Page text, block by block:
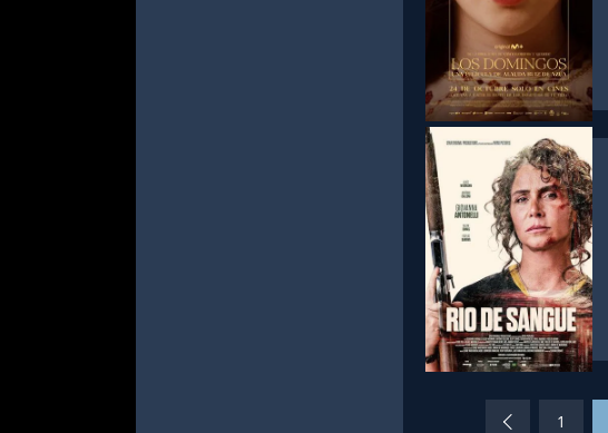
СМОТРЕТЬ ОНЛАЙН
СМОТРЕТЬ ОНЛАЙН
1